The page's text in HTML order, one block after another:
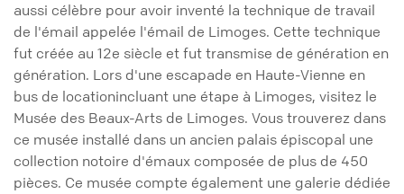
aussi célèbre pour avoir inventé la technique de travail
de l'émail appelée l'émail de Limoges. Cette technique
fut créée au 12e siècle et fut transmise de génération en
génération. Lors d'une escapade en Haute-Vienne en
bus de locationincluant une étape à Limoges, visitez le
Musée des Beaux-Arts de Limoges. Vous trouverez dans
ce musée installé dans un ancien palais épiscopal une
collection notoire d'émaux composée de plus de 450
pièces. Ce musée compte également une galerie dédiée